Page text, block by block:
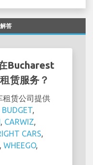
答
Bucharest
赁服务？
租赁公司提供
BUDGET,
, CARWIZ,
CARS,
, WHEEGO,